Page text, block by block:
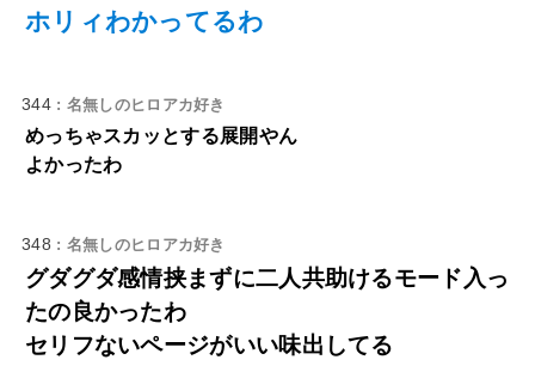
ホリィわかってるわ
344 : 名無しのヒロアカ好き
めっちゃスカッとする展開やん
よかったわ
348 : 名無しのヒロアカ好き
グダグダ感情挟まずに二人共助けるモード入っ
たの良かったわ
セリフないページがいい味出してる